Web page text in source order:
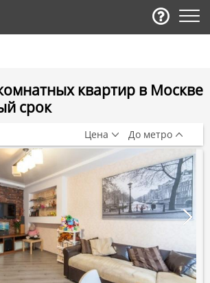
квартир в Москве
срок
Цена До метро